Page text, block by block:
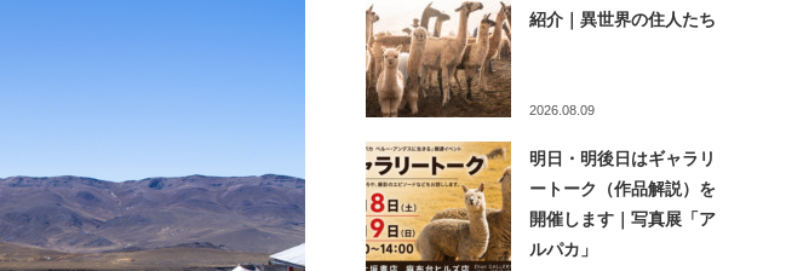
紹介｜異世界の住人たち
2026.08.09
明日・明後日はギャラリ
ートーク（作品解説）を
開催します｜写真展「ア
ルパカ」